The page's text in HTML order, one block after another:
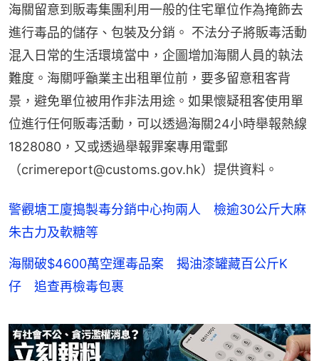
海關留意到販毒集團利用一般的住宅單位作為掩飾去
進行毒品的儲存、包裝及分銷。 不法分子將販毒活動
混入日常的生活環境當中，企圖增加海關人員的執法
難度。海關呼籲業主出租單位前，要多留意租客背
景，避免單位被用作非法用途。如果懷疑租客使用單
位進行任何販毒活動，可以透過海關24小時舉報熱線
1828080，又或透過舉報罪案專用電郵
（crimereport@customs.gov.hk）提供資料。
警觀塘工廈搗製毒分銷中心拘兩人 檢逾30公斤大麻
朱古力及軟糖等
海關破$4600萬空運毒品案 揭油漆罐藏百公斤K
仔 追查再檢毒包裹